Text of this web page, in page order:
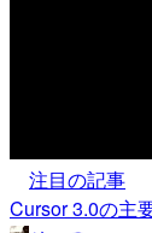
注目の記事
Cursor 3.0の主